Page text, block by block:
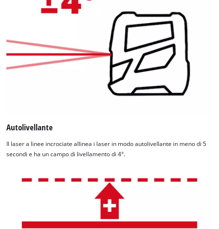
Autolivellante
Il laser a linee incrociate allinea i laser in modo autolivellante in meno di 5
secondi e ha un campo di livellamento di 4°.